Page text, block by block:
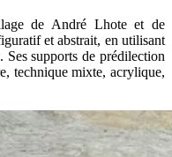
de André Lhote et de
et abstrait, en utilisant
Ses supports de prédilection
technique mixte, acrylique,